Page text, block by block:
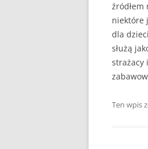
niektóre
dla
służą
strażacy
Ten wpis